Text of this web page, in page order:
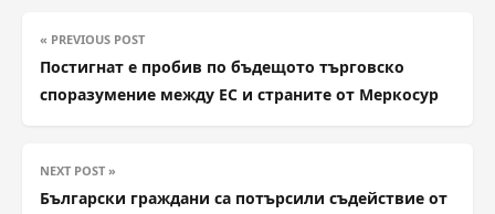
« PREVIOUS POST
Постигнат е пробив по бъдещото търговско
споразумение между ЕС и страните от Меркосур
NEXT POST »
Български граждани са потърсили съдействие от